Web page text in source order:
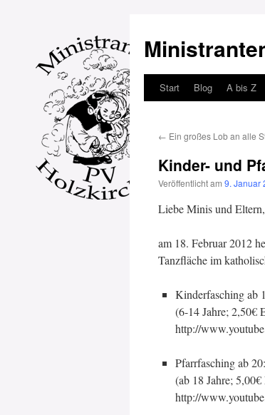
Zum
springen
Start Blog A bis Z
← Ein großes Lob an alle
Kinder- und
Veröffentlicht am 9. Januar
Liebe Minis und Eltern,
am 18. Februar 2012
Tanzfläche im
Kinderfasching ab
(6-14 Jahre; 2,50€
http://
Pfarrfasching ab
(ab 18 Jahre;
http://